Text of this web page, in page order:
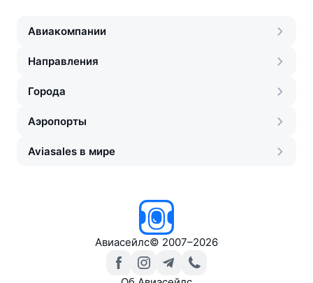
Авиакомпании
Направления
Города
Аэропорты
Aviasales в мире
Авиасейлс© 2007–2026